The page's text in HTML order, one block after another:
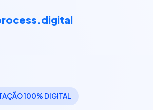
100% DIGITAL